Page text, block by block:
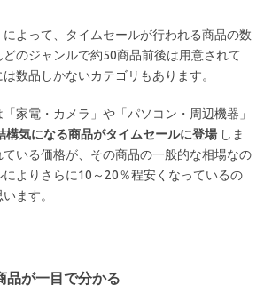
よって、タイムセールが行われる商品の数
のジャンルで約50商品前後は用意されて
数品しかないカテゴリもあります。
家電・カメラ」や「パソコン・周辺機器」
構気になる商品がタイムセールに登場 しま
いる価格が、その商品の一般的な相場なの
よりさらに10～20％程安くなっているの
ます。
品が一目で分かる